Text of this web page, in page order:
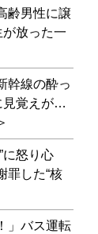
齢男性に譲
が放った一
幹線の酔っ
見覚えが…
に怒り心
罪した“核
」バス運転